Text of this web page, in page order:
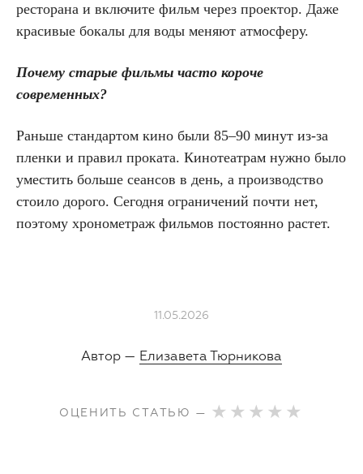
ресторана и включите фильм через проектор. Даже
красивые бокалы для воды меняют атмосферу.
Почему старые фильмы часто короче
современных?
Раньше стандартом кино были 85–90 минут из-за
пленки и правил проката. Кинотеатрам нужно было
уместить больше сеансов в день, а производство
стоило дорого. Сегодня ограничений почти нет,
поэтому хронометраж фильмов постоянно растет.
11.05.2026
Автор — Елизавета Тюрникова
ОЦЕНИТЬ СТАТЬЮ —